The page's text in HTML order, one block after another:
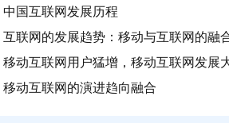
中国互联网发展历程
互联网的发展趋势：移动与互联网的融
移动互联网用户猛增，移动互联网发展
移动互联网的演进趋向融合